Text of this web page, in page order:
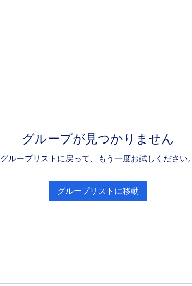
グループが見つかりません
グループリストに戻って、もう一度お試しください。
グループリストに移動